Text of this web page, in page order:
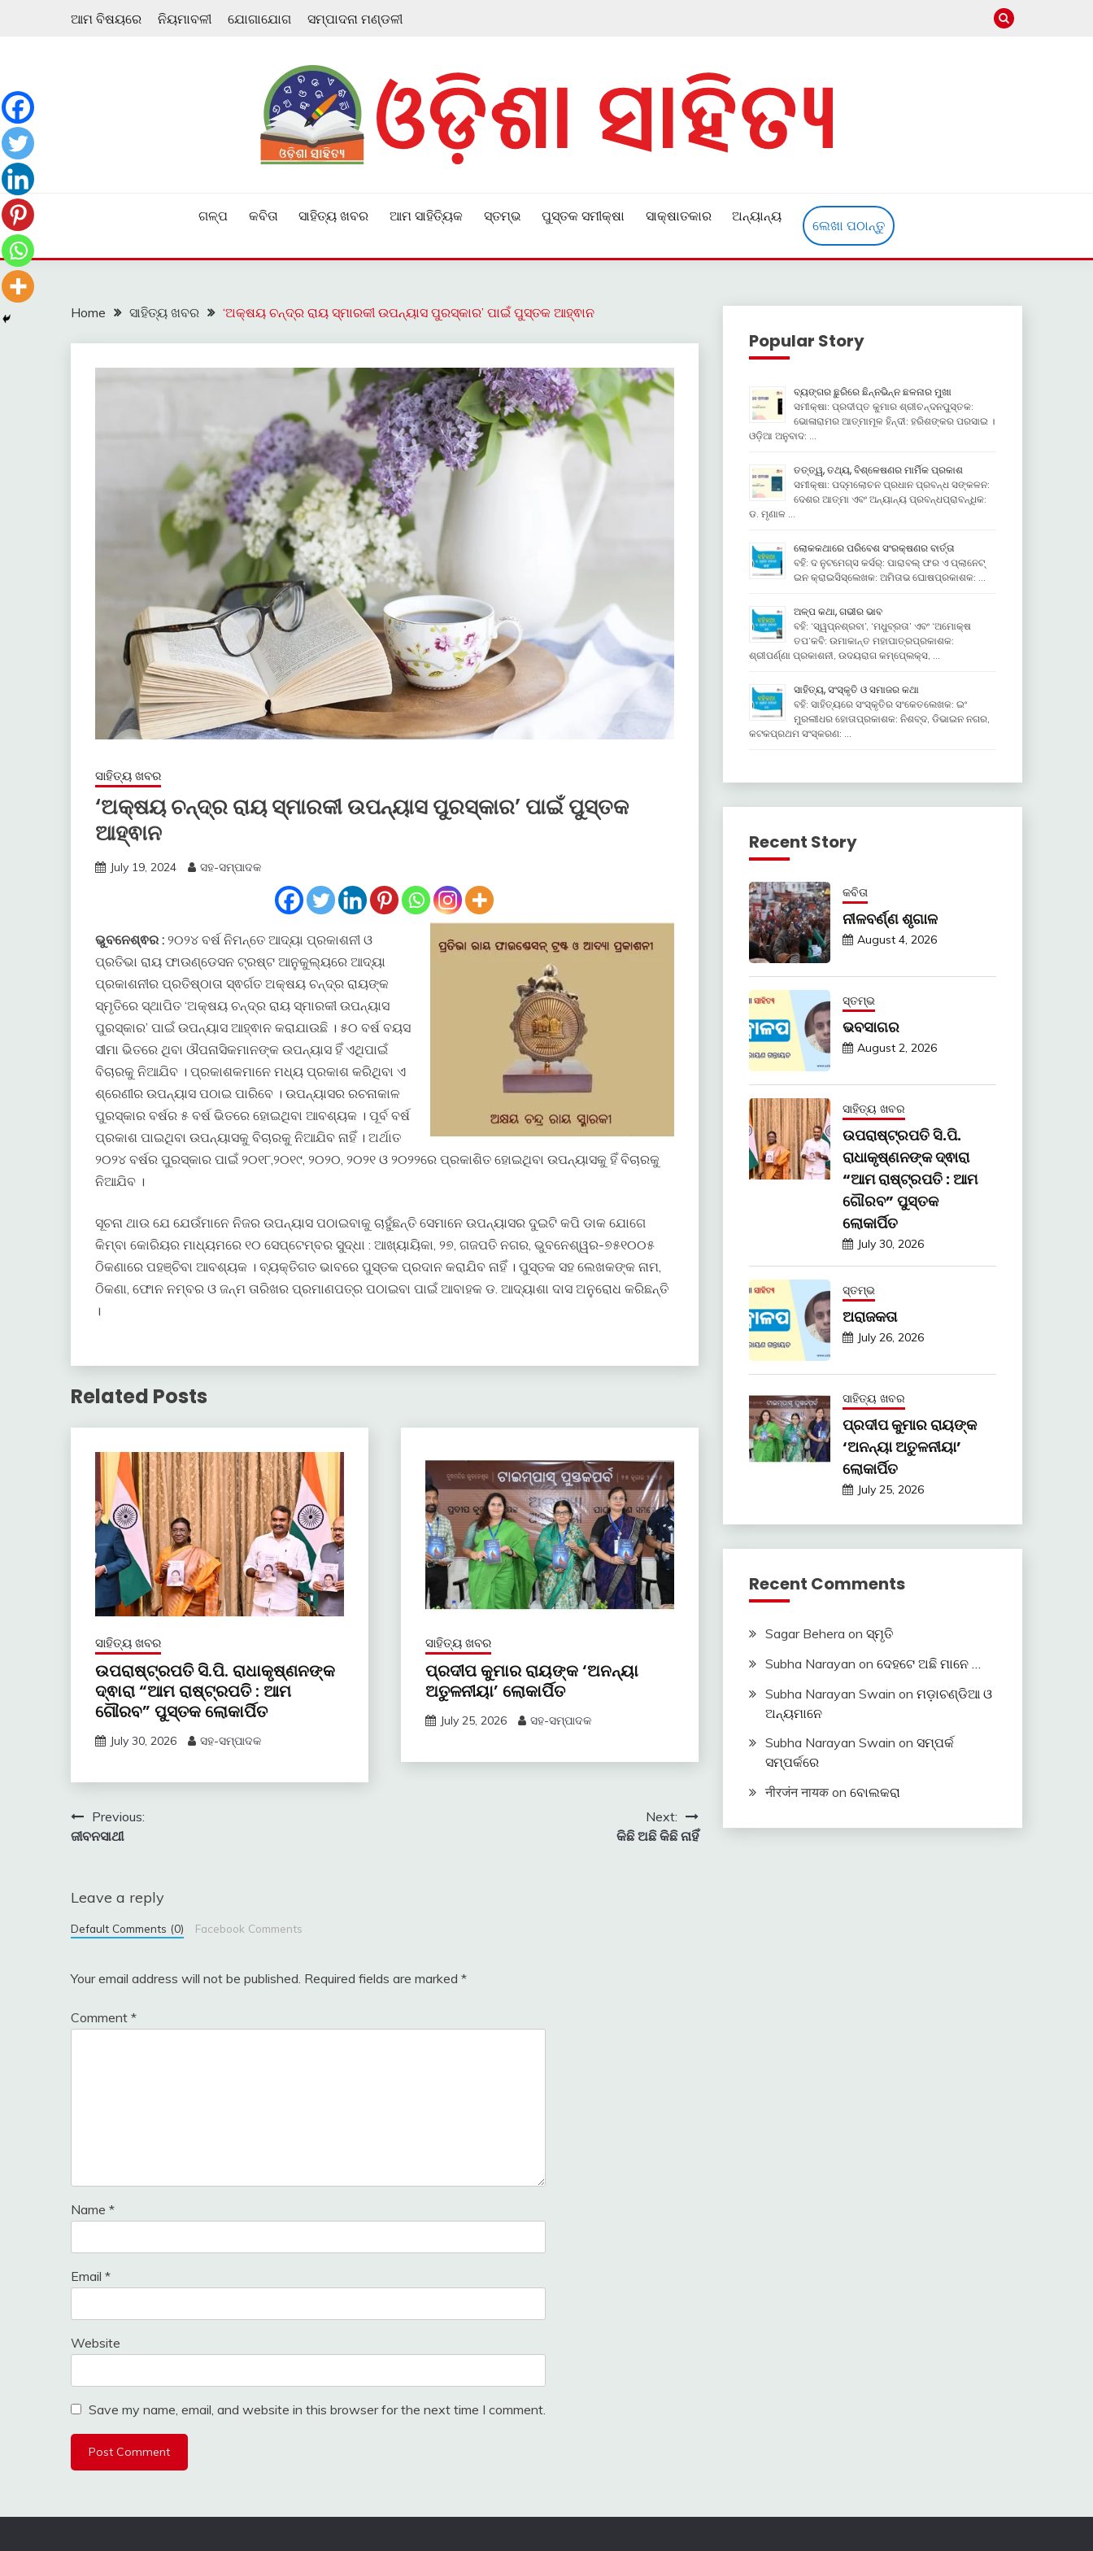
ଆମ ବିଷୟରେ ନିୟମାବଳୀ ଯୋଗାଯୋଗ ସମ୍ପାଦନା ମଣ୍ଡଳୀ
ଗଳ୍ପ କବିତା ସାହିତ୍ୟ ଖବର ଆମ ସାହିତ୍ୟିକ ସ୍ତମ୍ଭ ପୁସ୍ତକ ସମୀକ୍ଷା ସାକ୍ଷାତକାର ଅନ୍ୟାନ୍ୟ
ଲେଖା ପଠାନ୍ତୁ
Home ସାହିତ୍ୟ ଖବର ‘ଅକ୍ଷୟ ଚନ୍ଦ୍ର ରାୟ ସ୍ମାରକୀ ଉପନ୍ୟାସ ପୁରସ୍କାର’ ପାଇଁ ପୁସ୍ତକ ଆହ୍ଵାନ
ସାହିତ୍ୟ ଖବର
‘ଅକ୍ଷୟ ଚନ୍ଦ୍ର ରାୟ ସ୍ମାରକୀ ଉପନ୍ୟାସ ପୁରସ୍କାର’ ପାଇଁ ପୁସ୍ତକ
ଆହ୍ଵାନ
July 19, 2024 ସହ-ସମ୍ପାଦକ
ଭୁବନେଶ୍ଵର : ୨୦୨୪ ବର୍ଷ ନିମନ୍ତେ ଆଦ୍ୟା ପ୍ରକାଶନୀ ଓ
ପ୍ରତିଭା ରାୟ ଫାଉଣ୍ଡେସନ ଟ୍ରଷ୍ଟ ଆନୁକୁଲ୍ୟରେ ଆଦ୍ୟା
ପ୍ରକାଶନୀର ପ୍ରତିଷ୍ଠାତା ସ୍ଵର୍ଗତ ଅକ୍ଷୟ ଚନ୍ଦ୍ର ରାୟଙ୍କ
ସ୍ମୃତିରେ ସ୍ଥାପିତ ‘ଅକ୍ଷୟ ଚନ୍ଦ୍ର ରାୟ ସ୍ମାରକୀ ଉପନ୍ୟାସ
ପୁରସ୍କାର’ ପାଇଁ ଉପନ୍ୟାସ ଆହ୍ଵାନ କରାଯାଉଛି । ୫୦ ବର୍ଷ ବୟସ
ସୀମା ଭିତରେ ଥିବା ଔପନାସିକମାନଙ୍କ ଉପନ୍ୟାସ ହିଁ ଏଥିପାଇଁ
ବିଚାରକୁ ନିଆଯିବ । ପ୍ରକାଶକମାନେ ମଧ୍ୟ ପ୍ରକାଶ କରିଥିବା ଏ
ଶ୍ରେଣୀର ଉପନ୍ୟାସ ପଠାଇ ପାରିବେ । ଉପନ୍ୟାସର ରଚନାକାଳ
ପୁରସ୍କାର ବର୍ଷର ୫ ବର୍ଷ ଭିତରେ ହୋଇଥିବା ଆବଶ୍ୟକ । ପୂର୍ବ ବର୍ଷ
ପ୍ରକାଶ ପାଇଥିବା ଉପନ୍ୟାସକୁ ବିଚାରକୁ ନିଆଯିବ ନାହିଁ । ଅର୍ଥାତ
୨୦୨୪ ବର୍ଷର ପୁରସ୍କାର ପାଇଁ ୨୦୧୮,୨୦୧୯, ୨୦୨୦, ୨୦୨୧ ଓ ୨୦୨୨ରେ ପ୍ରକାଶିତ ହୋଇଥିବା ଉପନ୍ୟାସକୁ ହିଁ ବିଚାରକୁ
ନିଆଯିବ ।
ସୂଚନା ଥାଉ ଯେ ଯେଉଁମାନେ ନିଜର ଉପନ୍ୟାସ ପଠାଇବାକୁ ଚାହୁଁଛନ୍ତି ସେମାନେ ଉପନ୍ୟାସର ଦୁଇଟି କପି ଡାକ ଯୋଗେ
କିମ୍ବା କୋରିୟର ମାଧ୍ୟମରେ ୧୦ ସେପ୍ଟେମ୍ବର ସୁଦ୍ଧା : ଆଖ୍ୟାୟିକା, ୨୭, ଗଜପତି ନଗର, ଭୁବନେଶ୍ୱର-୭୫୧୦୦୫
ଠିକଣାରେ ପହଞ୍ଚିବା ଆବଶ୍ୟକ । ବ୍ୟକ୍ତିଗତ ଭାବରେ ପୁସ୍ତକ ପ୍ରଦାନ କରାଯିବ ନାହିଁ । ପୁସ୍ତକ ସହ ଲେଖକଙ୍କ ନାମ,
ଠିକଣା, ଫୋନ ନମ୍ବର ଓ ଜନ୍ମ ତାରିଖର ପ୍ରମାଣପତ୍ର ପଠାଇବା ପାଇଁ ଆବାହକ ଡ. ଆଦ୍ୟାଶା ଦାସ ଅନୁରୋଧ କରିଛନ୍ତି
।
Related Posts
ସାହିତ୍ୟ ଖବର
ଉପରାଷ୍ଟ୍ରପତି ସି.ପି. ରାଧାକୃଷ୍ଣନଙ୍କ
ଦ୍ଵାରା “ଆମ ରାଷ୍ଟ୍ରପତି : ଆମ
ଗୌରବ” ପୁସ୍ତକ ଲୋକାର୍ପିତ
July 30, 2026 ସହ-ସମ୍ପାଦକ
ସାହିତ୍ୟ ଖବର
ପ୍ରଦୀପ କୁମାର ରାୟଙ୍କ ‘ଅନନ୍ୟା
ଅତୁଳନୀୟା’ ଲୋକାର୍ପିତ
July 25, 2026 ସହ-ସମ୍ପାଦକ
Post
navigation
Previous:
ଜୀବନସାଥୀ
Next:
କିଛି ଅଛି କିଛି ନାହିଁ
Leave a reply
Default Comments (0) Facebook Comments
Your email address will not be published. Required fields are marked *
Comment *
Name *
Email *
Website
Save my name, email, and website in this browser for the next time I comment.
Popular Story
ବ୍ୟଙ୍ଗର ଛୁରିରେ ଛିନ୍ନଭିନ୍ନ ଛଳନାର ମୁଖା
ସମୀକ୍ଷା: ପ୍ରଦୀପ୍ତ କୁମାର ଶ୍ରୀଚନ୍ଦନପୁସ୍ତକ:
ଭୋଳାରାମର ଆତ୍ମାମୂଳ ହିନ୍ଦୀ: ହରିଶଙ୍କର ପରସାଇ ।
ଓଡ଼ିଆ ଅନୁବାଦ: …
ତତ୍ତ୍ୱ, ତଥ୍ୟ, ବିଶ୍ଳେଷଣର ମାର୍ମିକ ପ୍ରକାଶ
ସମୀକ୍ଷା: ପଦ୍ମଲୋଚନ ପ୍ରଧାନ ପ୍ରବନ୍ଧ ସଙ୍କଳନ:
ଦେଶର ଆତ୍ମା ଏବଂ ଅନ୍ୟାନ୍ୟ ପ୍ରବନ୍ଧପ୍ରାବନ୍ଧିକ:
ଡ. ମୃଣାଳ …
ଲୋକକଥାରେ ପରିବେଶ ସଂରକ୍ଷଣର ବାର୍ତ୍ତା
ବହି: ଦ ନୁଟମେଗ୍ସ କର୍ସର୍: ପାରାବଲ୍ ଫର ଏ ପ୍ଲାନେଟ୍
ଇନ କ୍ରାଇସିସ୍ଲେଖକ: ଅମିତାଭ ଘୋଷପ୍ରକାଶକ: …
ଅଳ୍ପ କଥା, ଗଭୀର ଭାବ
ବହି: ‘ସ୍ୱପ୍ନଶ୍ରବା’, ‘ମଧୁବ୍ରତା’ ଏବଂ ‘ଅମୋକ୍ଷ
ତପ’କବି: ଉମାକାନ୍ତ ମହାପାତ୍ରପ୍ରକାଶକ:
ଶ୍ରୀପର୍ଣ୍ଣା ପ୍ରକାଶନୀ, ଉଦୟରାଗ କମ୍ପେ୍ଲକ୍ସ, …
ସାହିତ୍ୟ, ସଂସ୍କୃତି ଓ ସମାଜର କଥା
ବହି: ସାହିତ୍ୟରେ ସଂସ୍କୃତିର ସଂକେତଲେଖକ: ଇଂ
ମୁରଲୀଧର ହୋତାପ୍ରକାଶକ: ନିଶବ୍ଦ, ଡିଭାଇନ ନଗର,
କଟକପ୍ରଥମ ସଂସ୍କରଣ: …
Recent Story
କବିତା
ନୀଳବର୍ଣ୍ଣ ଶୃଗାଳ
August 4, 2026
ସ୍ତମ୍ଭ
ଭବସାଗର
August 2, 2026
ସାହିତ୍ୟ ଖବର
ଉପରାଷ୍ଟ୍ରପତି ସି.ପି.
ରାଧାକୃଷ୍ଣନଙ୍କ ଦ୍ଵାରା
“ଆମ ରାଷ୍ଟ୍ରପତି : ଆମ
ଗୌରବ” ପୁସ୍ତକ
ଲୋକାର୍ପିତ
July 30, 2026
ସ୍ତମ୍ଭ
ଅରାଜକତା
July 26, 2026
ସାହିତ୍ୟ ଖବର
ପ୍ରଦୀପ କୁମାର ରାୟଙ୍କ
‘ଅନନ୍ୟା ଅତୁଳନୀୟା’
ଲୋକାର୍ପିତ
July 25, 2026
Recent Comments
Sagar Behera on ସ୍ମୃତି
Subha Narayan on ଦେହଟେ ଅଛି ମାନେ …
Subha Narayan Swain on ମଡ଼ାଚଣ୍ଡିଆ ଓ
ଅନ୍ୟମାନେ
Subha Narayan Swain on ସମ୍ପର୍କ
ସମ୍ପର୍କରେ
नीरजंन नायकon ବୋଲକରା